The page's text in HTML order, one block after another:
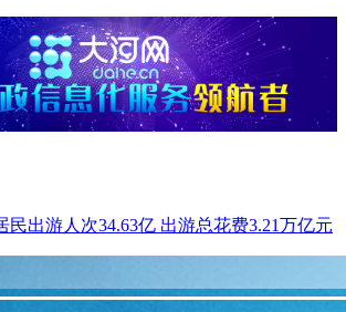
民出游人次34.63亿 出游总花费3.21万亿元